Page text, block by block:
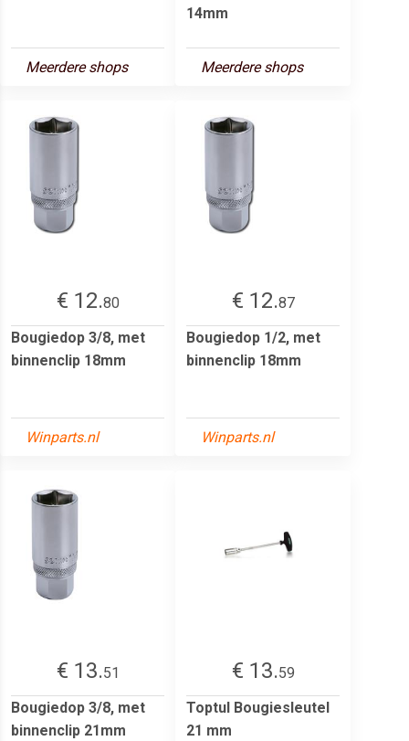
Meerdere shops
14mm
Meerdere shops
€ 12.80
Bougiedop 3/8, met
binnenclip 18mm
Winparts.nl
€ 12.87
Bougiedop 1/2, met
binnenclip 18mm
Winparts.nl
€ 13.51
Bougiedop 3/8, met
binnenclip 21mm
€ 13.59
Toptul Bougiesleutel
21 mm